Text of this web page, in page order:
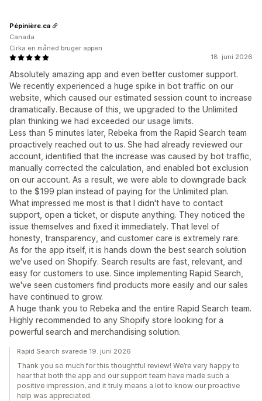
18. juni 2026
Absolutely amazing app and even better customer support.
We recently experienced a huge spike in bot traffic on our
website, which caused our estimated session count to increase
dramatically. Because of this, we upgraded to the Unlimited
plan thinking we had exceeded our usage limits.
Less than 5 minutes later, Rebeka from the Rapid Search team
proactively reached out to us. She had already reviewed our
account, identified that the increase was caused by bot traffic,
manually corrected the calculation, and enabled bot exclusion
on our account. As a result, we were able to downgrade back
to the $199 plan instead of paying for the Unlimited plan.
What impressed me most is that I didn't have to contact
support, open a ticket, or dispute anything. They noticed the
issue themselves and fixed it immediately. That level of
honesty, transparency, and customer care is extremely rare.
As for the app itself, it is hands down the best search solution
we've used on Shopify. Search results are fast, relevant, and
easy for customers to use. Since implementing Rapid Search,
we've seen customers find products more easily and our sales
have continued to grow.
A huge thank you to Rebeka and the entire Rapid Search team.
Highly recommended to any Shopify store looking for a
powerful search and merchandising solution.
Pépinière.ca
Canada
Cirka en måned bruger appen
Rapid Search svarede 19. juni 2026
Thank you so much for this thoughtful review! We’re very happy to
hear that both the app and our support team have made such a
positive impression, and it truly means a lot to know our proactive
help was appreciated.